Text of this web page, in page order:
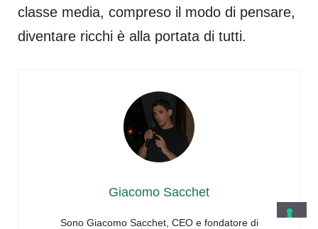
classe media, compreso il modo di pensare,
diventare ricchi è alla portata di tutti.
Giacomo Sacchet
Sono Giacomo Sacchet, CEO e fondatore di